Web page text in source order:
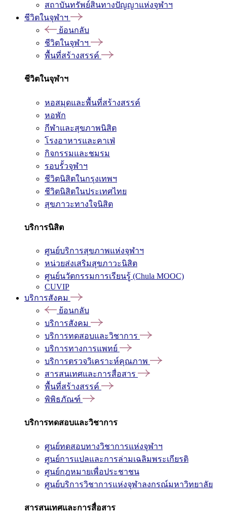
สถาบันทรัพย์สินทางปัญญาแห่งจุฬาฯ
ชีวิตในจุฬาฯ
ย้อนกลับ
ชีวิตในจุฬาฯ
พื้นที่สร้างสรรค์
ชีวิตในจุฬาฯ
หอสมุดและพื้นที่สร้างสรรค์
หอพัก
กีฬาและสุขภาพนิสิต
โรงอาหารและคาเฟ่
กิจกรรมและชมรม
รอบรั้วจุฬาฯ
ชีวิตนิสิตในกรุงเทพฯ
ชีวิตนิสิตในประเทศไทย
สุขภาวะทางใจนิสิต
บริการนิสิต
ศูนย์บริการสุขภาพแห่งจุฬาฯ
หน่วยส่งเสริมสุขภาวะนิสิต
ศูนย์นวัตกรรมการเรียนรู้ (Chula MOOC)
CUVIP
บริการสังคม
ย้อนกลับ
บริการสังคม
บริการทดสอบและวิชาการ
บริการทางการแพทย์
บริการตรวจวิเคราะห์คุณภาพ
สารสนเทศและการสื่อสาร
พื้นที่สร้างสรรค์
พิพิธภัณฑ์
บริการทดสอบและวิชาการ
ศูนย์ทดสอบทางวิชาการแห่งจุฬาฯ
ศูนย์การแปลและการล่ามเฉลิมพระเกียรติ
ศูนย์กฎหมายเพื่อประชาชน
ศูนย์บริการวิชาการแห่งจุฬาลงกรณ์มหาวิทยาลัย
สารสนเทศและการสื่อสาร